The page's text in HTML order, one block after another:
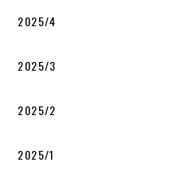
2025/4
2025/3
2025/2
2025/1